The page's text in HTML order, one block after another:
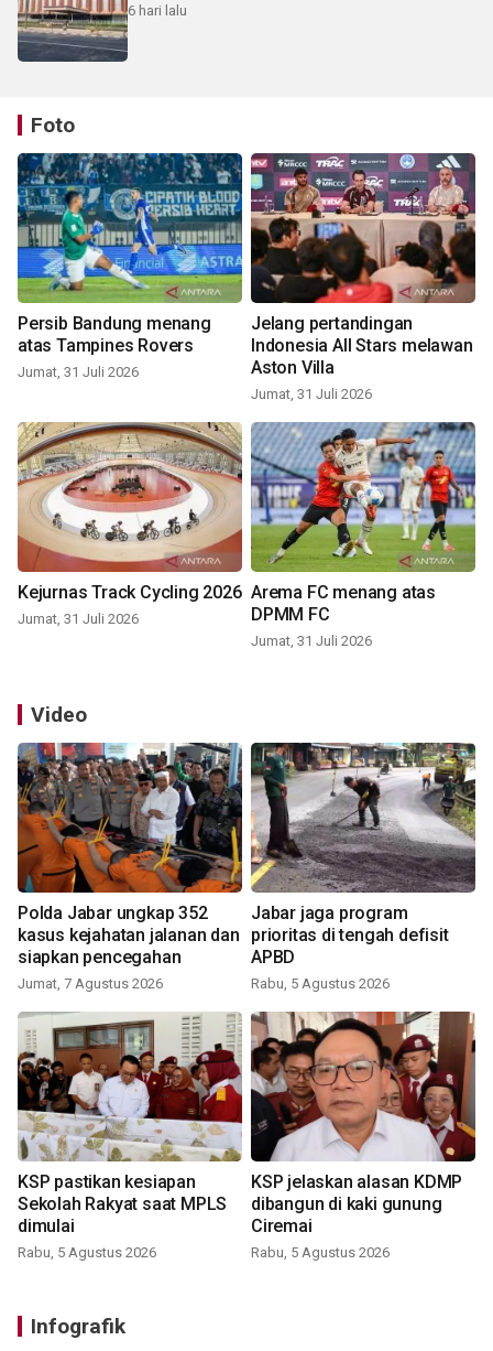
6 hari lalu
Foto
Persib Bandung menang
atas Tampines Rovers
Jumat, 31 Juli 2026
Jelang pertandingan
Indonesia All Stars melawan
Aston Villa
Jumat, 31 Juli 2026
Kejurnas Track Cycling 2026
Jumat, 31 Juli 2026
Arema FC menang atas
DPMM FC
Jumat, 31 Juli 2026
Video
Polda Jabar ungkap 352
kasus kejahatan jalanan dan
siapkan pencegahan
Jumat, 7 Agustus 2026
Jabar jaga program
prioritas di tengah defisit
APBD
Rabu, 5 Agustus 2026
KSP pastikan kesiapan
Sekolah Rakyat saat MPLS
dimulai
Rabu, 5 Agustus 2026
KSP jelaskan alasan KDMP
dibangun di kaki gunung
Ciremai
Rabu, 5 Agustus 2026
Infografik